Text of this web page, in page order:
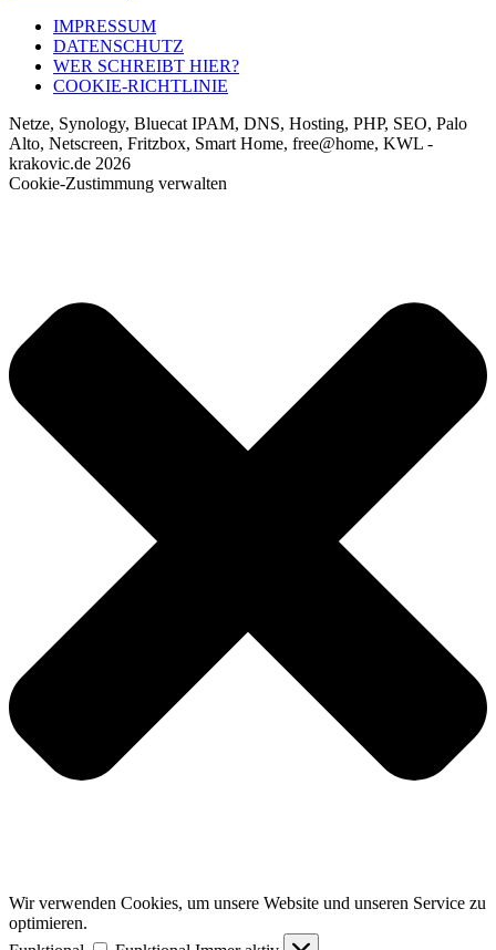
IMPRESSUM
DATENSCHUTZ
WER SCHREIBT HIER?
COOKIE-RICHTLINIE
Netze, Synology, Bluecat IPAM, DNS, Hosting, PHP, SEO, Palo
Alto, Netscreen, Fritzbox, Smart Home, free@home, KWL -
krakovic.de 2026
Cookie-Zustimmung verwalten
Wir verwenden Cookies, um unsere Website und unseren Service zu
optimieren.